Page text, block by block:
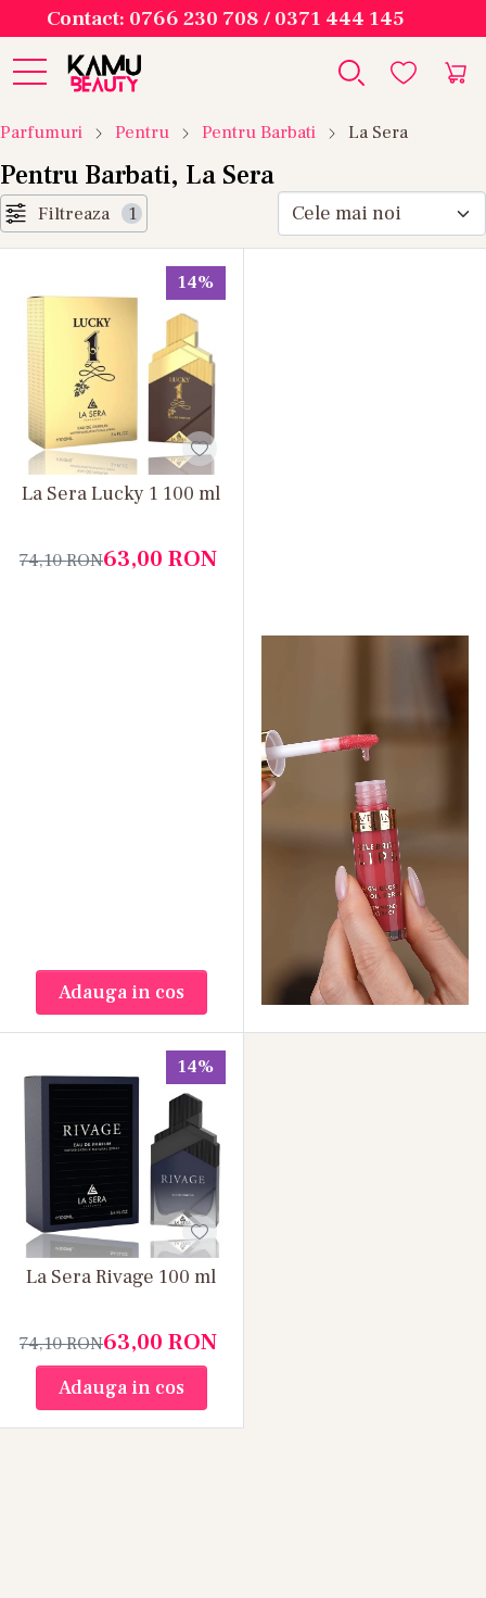
Contact: 0766 230 708 / 0371 444 145
Parfumuri Pentru Pentru Barbati La Sera
Pentru Barbati, La Sera
Filtreaza 1
14%
La Sera Lucky 1 100 ml
63,00RON
74,10RON
Adauga in cos
14%
La Sera Rivage 100 ml
63,00RON
74,10RON
Adauga in cos